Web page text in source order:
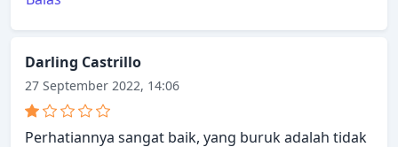
Darling Castrillo
27 September 2022, 14:06
Perhatiannya sangat baik, yang buruk adalah tidak